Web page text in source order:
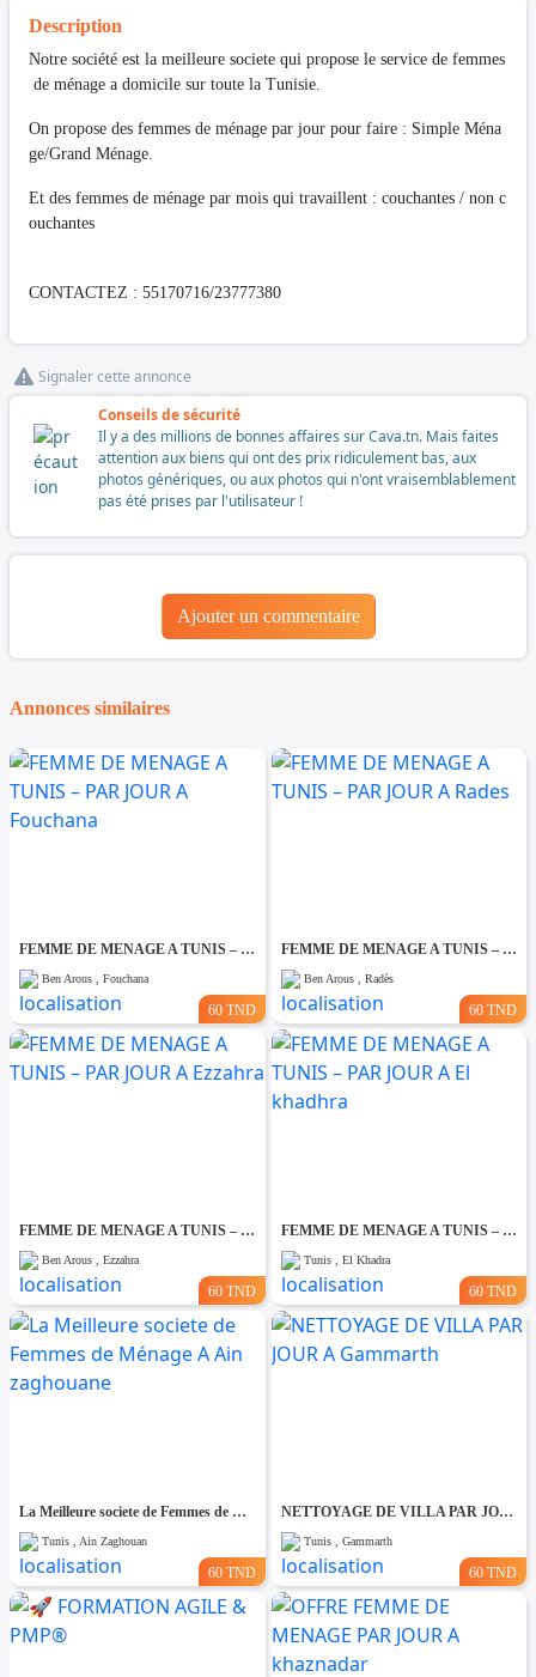
Description
Notre société est la meilleure societe qui propose le service de femmes
de ménage a domicile sur toute la Tunisie.
On propose des femmes de ménage par jour pour faire : Simple Ména
ge/Grand Ménage.
Et des femmes de ménage par mois qui travaillent : couchantes / non c
ouchantes
CONTACTEZ : 55170716/23777380
Signaler cette annonce
Conseils de sécurité
Il y a des millions de bonnes affaires sur Cava.tn. Mais faites
attention aux biens qui ont des prix ridiculement bas, aux
photos génériques, ou aux photos qui n'ont vraisemblablement
pas été prises par l'utilisateur !
Ajouter un commentaire
Annonces similaires
FEMME DE MENAGE A TUNIS – PAR JOUR A Fouchana
Ben Arous , Fouchana
60 TND
FEMME DE MENAGE A TUNIS – PAR JOUR A Rades
Ben Arous , Radès
60 TND
FEMME DE MENAGE A TUNIS – PAR JOUR A Ezzahra
Ben Arous , Ezzahra
60 TND
FEMME DE MENAGE A TUNIS – PAR JOUR A El khadhra
Tunis , El Khadra
60 TND
La Meilleure societe de Femmes de Ménage A Ain zaghouane
Tunis , Ain Zaghouan
60 TND
NETTOYAGE DE VILLA PAR JOUR A Gammarth
Tunis , Gammarth
60 TND